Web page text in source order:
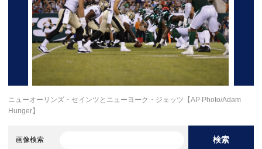
ニューオーリンズ・セインツとニューヨーク・ジェッツ【AP Photo/Adam
Hunger】
画像検索 検索